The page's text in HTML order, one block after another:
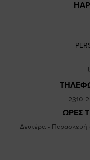
2310
ΩΡΕΣ
Δευτέρα - Παρασκευή